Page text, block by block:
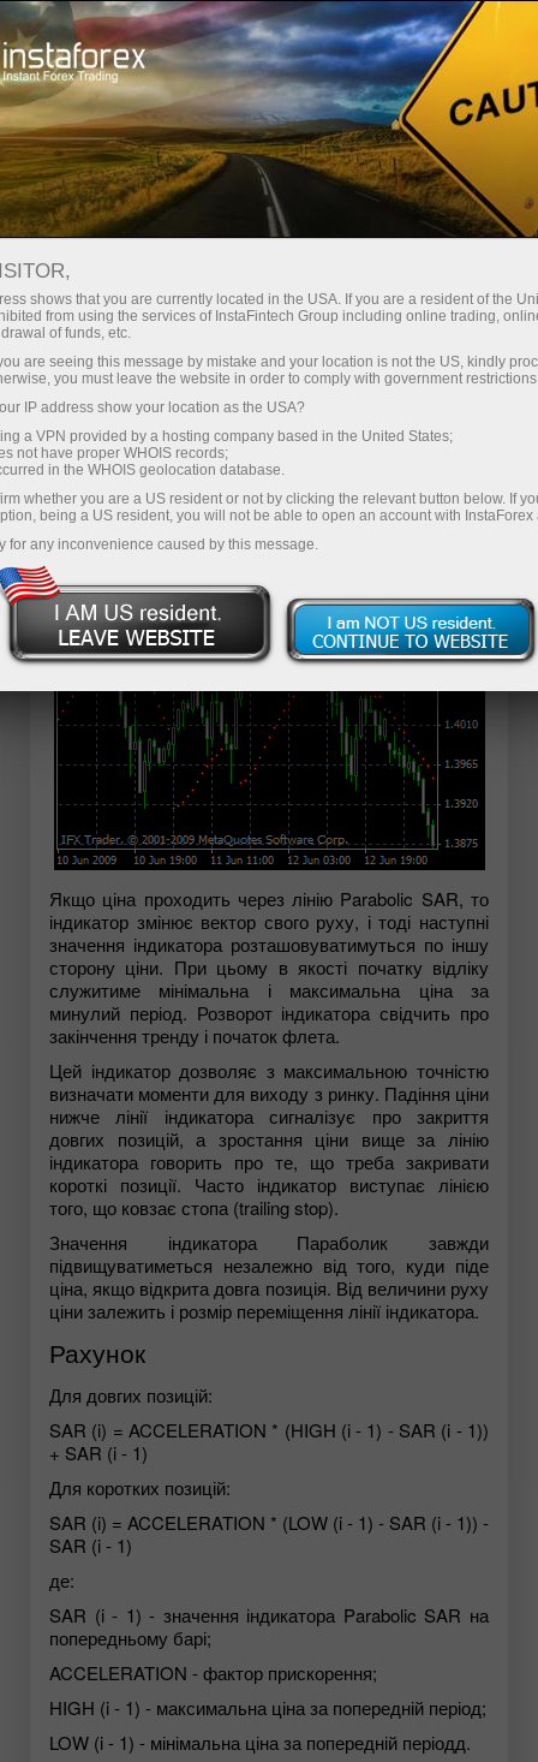
Початківцям Корисне
Технічні індикатори
Індикатор Parabolic Sar
Індикатор Parabolic Sar
Індикатор Parabolic SAR
"Параболічна система SAR", розроблений для
аналізу трендових ринків. Індикатор наноситься на
ціновий графік і знаходиться вище за ціну, якщо на
ринку переважають "ведмеді" (Down Trend), і нижче
ціни, якщо переважають "бики" (Up Trend).
Якщо ціна проходить через лінію Parabolic SAR, то
індикатор змінює вектор свого руху, і тоді наступні
значення індикатора розташовуватимуться по іншу
сторону ціни. При цьому в якості початку відліку
служитиме мінімальна і максимальна ціна за
минулий період. Розворот індикатора свідчить про
закінчення тренду і початок флета.
Цей індикатор дозволяє з максимальною точністю
визначати моменти для виходу з ринку. Падіння ціни
нижче лінії індикатора сигналізує про закриття
довгих позицій, а зростання ціни вище за лінію
індикатора говорить про те, що треба закривати
короткі позиції. Часто індикатор виступає лінією
того, що ковзає стопа (trailing stop).
Значення індикатора Параболик завжди
підвищуватиметься незалежно від того, куди піде
ціна, якщо відкрита довга позиція. Від величини руху
ціни залежить і розмір переміщення лінії індикатора.
Рахунок
Для довгих позицій:
SAR (i) = ACCELERATION * (HIGH (i - 1) - SAR (i - 1))
+ SAR (i - 1)
Для коротких позицій:
SAR (i) = ACCELERATION * (LOW (i - 1) - SAR (i - 1)) -
SAR (i - 1)
де:
SAR (i - 1) - значення індикатора Parabolic SAR на
попередньому барі;
ACCELERATION - фактор прискорення;
HIGH (i - 1) - максимальна ціна за попередній період;
LOW (i - 1) - мінімальна ціна за попередній періодд.
shows that you are currently located in the USA. If you are a resident of the
from using the services of InstaFintech Group including online trading,
of funds, etc.
are seeing this message by mistake and your location is not the US, kindly
you must leave the website in order to comply with government
IP address show your location as the USA?
a VPN provided by a hosting company based in the United States;
not have proper WHOIS records;
in the WHOIS geolocation database.
whether you are a US resident or not by clicking the relevant button below. If
being a US resident, you will not be able to open an account with InstaForex
for any inconvenience caused by this message.